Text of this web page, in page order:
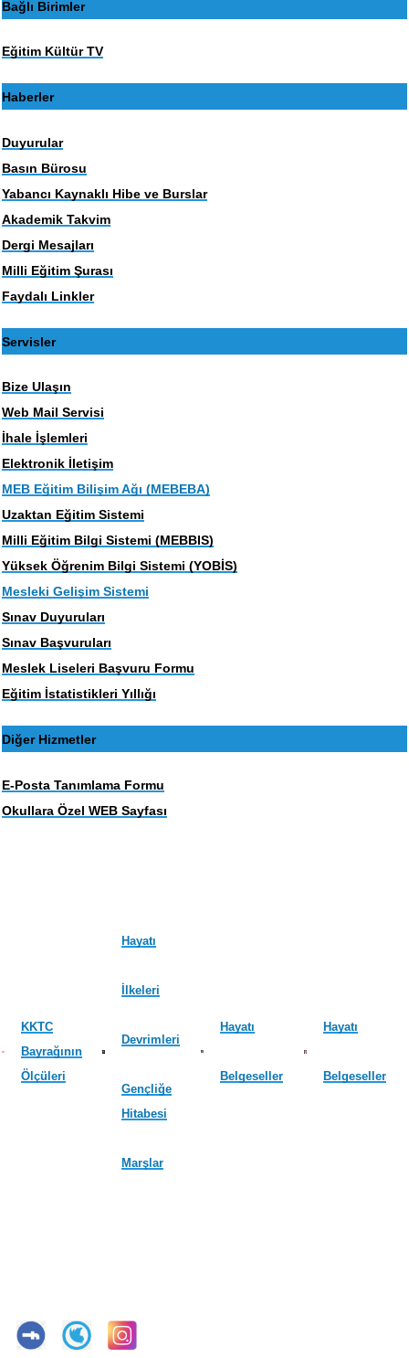
Bağlı Birimler
Eğitim Kültür TV
Haberler
Duyurular
Basın Bürosu
Yabancı Kaynaklı Hibe ve Burslar
Akademik Takvim
Dergi Mesajları
Milli Eğitim Şurası
Faydalı Linkler
Servisler
Bize Ulaşın
Web Mail Servisi
İhale İşlemleri
Elektronik İletişim
MEB Eğitim Bilişim Ağı (MEBEBA)
Uzaktan Eğitim Sistemi
Milli Eğitim Bilgi Sistemi (MEBBIS)
Yüksek Öğrenim Bilgi Sistemi (YOBİS)
Mesleki Gelişim Sistemi
Sınav Duyuruları
Sınav Başvuruları
Meslek Liseleri Başvuru Formu
Eğitim İstatistikleri Yıllığı
Diğer Hizmetler
E-Posta Tanımlama Formu
Okullara Özel WEB Sayfası
KKTC
Bayrağının
Ölçüleri
Hayatı
İlkeleri
Devrimleri
Gençliğe
Hitabesi
Marşlar
Hayatı
Belgeseller
Hayatı
Belgeseller